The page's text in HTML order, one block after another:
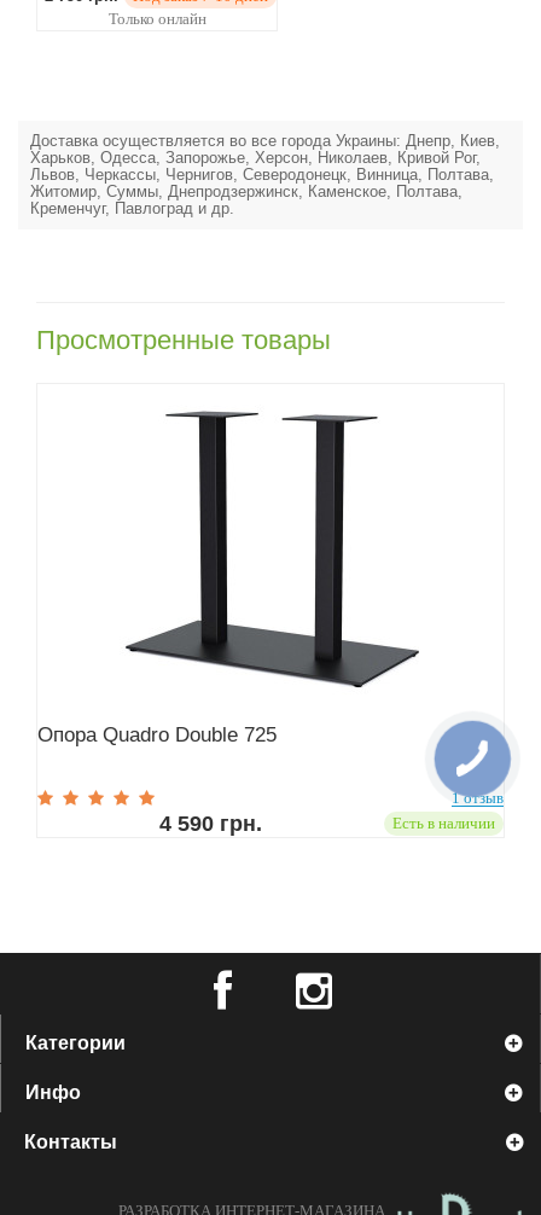
Только онлайн
Доставка осуществляется во все города Украины: Днепр, Киев,
Харьков, Одесса, Запорожье, Херсон, Николаев, Кривой Рог,
Львов, Черкассы, Чернигов, Северодонецк, Винница, Полтава,
Житомир, Суммы, Днепродзержинск, Каменское, Полтава,
Кременчуг, Павлоград и др.
Просмотренные товары
Опора Quadro Double 725
1 отзыв
4 590 грн. Есть в наличии
Категории
Инфо
Контакты
РАЗРАБОТКА ИНТЕРНЕТ-МАГАЗИНА